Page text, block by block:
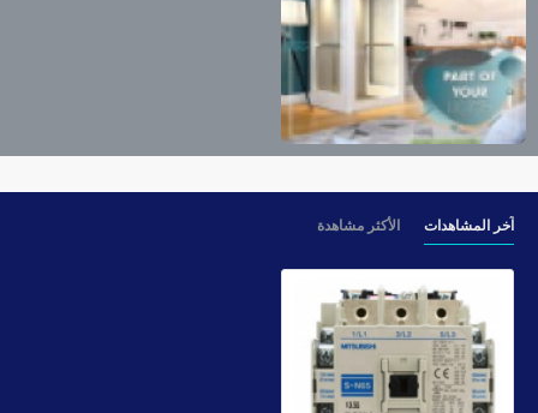
آخر المشاهدات الأكثر مشاهدة